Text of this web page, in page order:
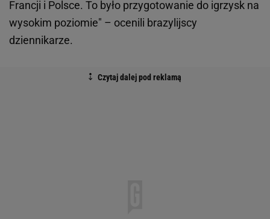
Francji i Polsce. To było przygotowanie do igrzysk na
wysokim poziomie" – ocenili brazylijscy
dziennikarze.